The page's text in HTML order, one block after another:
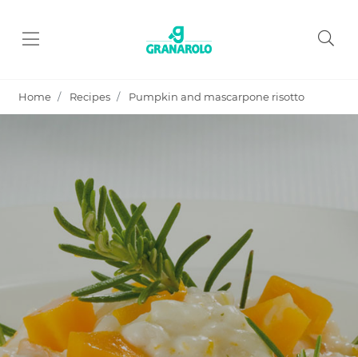
Home Recipes Pumpkin and mascarpone risotto